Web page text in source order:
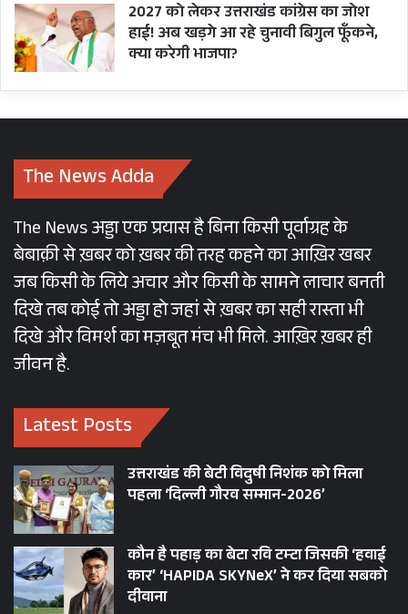
2027 को लेकर उत्तराखंड कांग्रेस का जोश
हाई! अब खड़गे आ रहे चुनावी बिगुल फूँकने,
क्या करेगी भाजपा?
The News Adda
The News अड्डा एक प्रयास है बिना किसी पूर्वाग्रह के
बेबाक़ी से ख़बर को ख़बर की तरह कहने का आख़िर खबर
जब किसी के लिये अचार और किसी के सामने लाचार बनती
दिखे तब कोई तो अड्डा हो जहां से ख़बर का सही रास्ता भी
दिखे और विमर्श का मज़बूत मंच भी मिले. आख़िर ख़बर ही
जीवन है.
Latest Posts
उत्तराखंड की बेटी विदुषी निशंक को मिला
पहला ‘दिल्ली गौरव सम्मान-2026’
कौन है पहाड़ का बेटा रवि टम्टा जिसकी ‘हवाई
कार’ ‘HAPIDA SKYNeX’ ने कर दिया सबको
दीवाना